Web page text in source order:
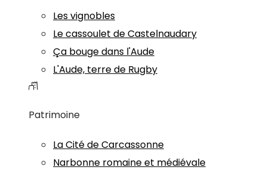
Les vignobles
Le cassoulet de Castelnaudary
Ça bouge dans l'Aude
L'Aude, terre de Rugby
Patrimoine
La Cité de Carcassonne
Narbonne romaine et médiévale